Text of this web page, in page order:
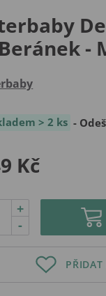
-
> 2 ks -
Kč
-
+